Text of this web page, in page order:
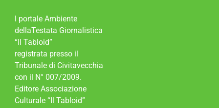
l portale Ambiente
dellaTestata Giornalistica
“Il Tabloid”
registrata presso il
Tribunale di Civitavecchia
con il N° 007/2009.
Editore Associazione
Culturale “Il Tabloid”